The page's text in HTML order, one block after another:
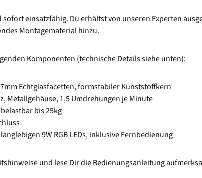
einsatzfähig. Du erhältst von unseren Experten
Montagematerial hinzu.
Komponenten (technische Details siehe unten):
Echtglasfacetten, formstabiler Kunststoffkern
Metallgehäuse, 1,5 Umdrehungen je Minute
bis 25kg
9W RGB LEDs, inklusive Fernbedienung
und lese Dir die Bedienungsanleitung